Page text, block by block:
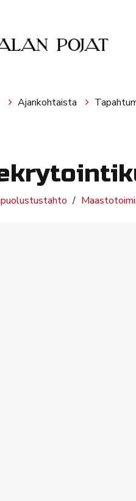
Ajankohtaista